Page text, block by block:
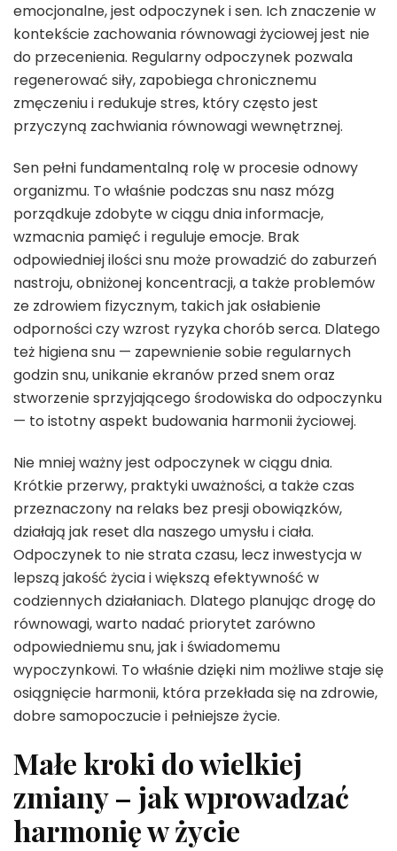
emocjonalne, jest odpoczynek i sen. Ich znaczenie w
kontekście zachowania równowagi życiowej jest nie
do przecenienia. Regularny odpoczynek pozwala
regenerować siły, zapobiega chronicznemu
zmęczeniu i redukuje stres, który często jest
przyczyną zachwiania równowagi wewnętrznej.
Sen pełni fundamentalną rolę w procesie odnowy
organizmu. To właśnie podczas snu nasz mózg
porządkuje zdobyte w ciągu dnia informacje,
wzmacnia pamięć i reguluje emocje. Brak
odpowiedniej ilości snu może prowadzić do zaburzeń
nastroju, obniżonej koncentracji, a także problemów
ze zdrowiem fizycznym, takich jak osłabienie
odporności czy wzrost ryzyka chorób serca. Dlatego
też higiena snu — zapewnienie sobie regularnych
godzin snu, unikanie ekranów przed snem oraz
stworzenie sprzyjającego środowiska do odpoczynku
— to istotny aspekt budowania harmonii życiowej.
Nie mniej ważny jest odpoczynek w ciągu dnia.
Krótkie przerwy, praktyki uważności, a także czas
przeznaczony na relaks bez presji obowiązków,
działają jak reset dla naszego umysłu i ciała.
Odpoczynek to nie strata czasu, lecz inwestycja w
lepszą jakość życia i większą efektywność w
codziennych działaniach. Dlatego planując drogę do
równowagi, warto nadać priorytet zarówno
odpowiedniemu snu, jak i świadomemu
wypoczynkowi. To właśnie dzięki nim możliwe staje się
osiągnięcie harmonii, która przekłada się na zdrowie,
dobre samopoczucie i pełniejsze życie.
Małe kroki do wielkiej
zmiany – jak wprowadzać
harmonię w życie